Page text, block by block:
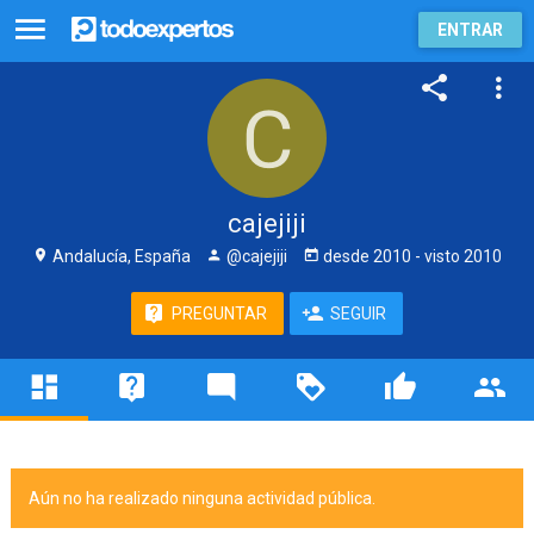
ENTRAR
cajejiji
Andalucía, España @cajejiji desde 2010 - visto 2010
PREGUNTAR SEGUIR
Aún no ha realizado ninguna actividad pública.